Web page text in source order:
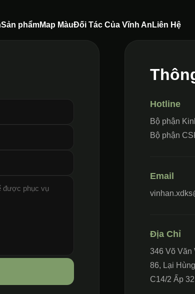
Sản phẩmMap MàuĐối Tác Của Vĩnh An Liên Hệ
Hotline
Bộ phận
Bộ phận
Email
Địa Chỉ
346 Võ Văn
86, Lại
C14/2 Ấp